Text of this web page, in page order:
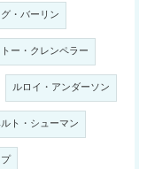
・バーリン
ー・クレンペラー
ルロイ・アンダーソン
ト・シューマン